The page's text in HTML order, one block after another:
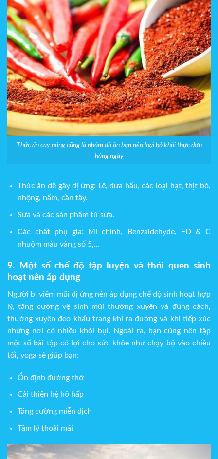
Thức ăn cay nóng cũng là nhóm đồ ăn bạn nên loại bỏ khỏi thực đơn
hàng ngày
Thức ăn dễ gây dị ứng: Lê, dưa hấu, các loại hạt, thịt bò,
nhộng, nấm, cần tây.
Sữa và các sản phẩm từ sữa.
Các chất phụ gia: Mì chính, Benzaldehyde, FD & C
nhuộm màu vàng số 5,…
9. Một số chế độ tập luyện và thói quen sinh
hoạt nên áp dụng
Người bị viêm mũi dị ứng nên áp dụng chế độ sinh hoạt hợp
lý, tăng cường vệ sinh mũi thường xuyên và đúng cách,
thường xuyên đeo khẩu trang khi ra đường và khi tiếp xúc
những nơi có nhiều khói bụi. Ngoài ra, bạn cũng nên tập
một số bài tập có lợi cho sức khỏe như chạy bộ vào chiều
tối, yoga sẽ giúp bạn:
Ổn định đường thở
Cải thiện hệ hô hấp
Tăng cường miễn dịch
Tâm lý thoải mái